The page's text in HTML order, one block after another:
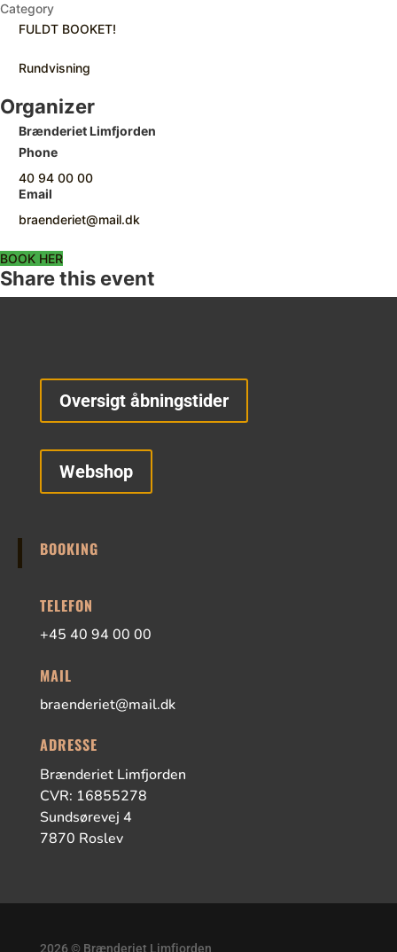
Category
FULDT BOOKET!
Rundvisning
Organizer
Brænderiet Limfjorden
Phone
40 94 00 00
Email
braenderiet@mail.dk
BOOK HER
Share this event
Oversigt åbningstider
Webshop
BOOKING
TELEFON
+45 40 94 00 00
MAIL
braenderiet@mail.dk
ADRESSE
Brænderiet Limfjorden
CVR: 16855278
Sundsørevej 4
7870 Roslev
2026 © Brænderiet Limfjorden